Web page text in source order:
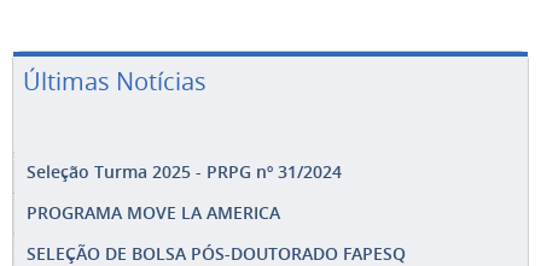
Últimas Notícias
Seleção Turma 2025 - PRPG nº 31/2024
PROGRAMA MOVE LA AMERICA
SELEÇÃO DE BOLSA PÓS-DOUTORADO FAPESQ